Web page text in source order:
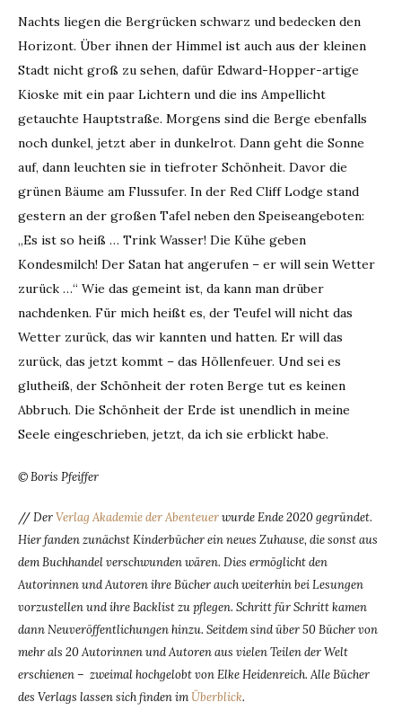
Nachts liegen die Bergrücken schwarz und bedecken den
Horizont. Über ihnen der Himmel ist auch aus der kleinen
Stadt nicht groß zu sehen, dafür Edward-Hopper-artige
Kioske mit ein paar Lichtern und die ins Ampellicht
getauchte Hauptstraße. Morgens sind die Berge ebenfalls
noch dunkel, jetzt aber in dunkelrot. Dann geht die Sonne
auf, dann leuchten sie in tiefroter Schönheit. Davor die
grünen Bäume am Flussufer. In der Red Cliff Lodge stand
gestern an der großen Tafel neben den Speiseangeboten:
„Es ist so heiß … Trink Wasser! Die Kühe geben
Kondesmilch! Der Satan hat angerufen – er will sein Wetter
zurück …“ Wie das gemeint ist, da kann man drüber
nachdenken. Für mich heißt es, der Teufel will nicht das
Wetter zurück, das wir kannten und hatten. Er will das
zurück, das jetzt kommt – das Höllenfeuer. Und sei es
glutheiß, der Schönheit der roten Berge tut es keinen
Abbruch. Die Schönheit der Erde ist unendlich in meine
Seele eingeschrieben, jetzt, da ich sie erblickt habe.
© Boris Pfeiffer
//DerVerlag Akademie der Abenteuerwurde Ende 2020 gegründet.
Hier fanden zunächst Kinderbücher ein neues Zuhause, die sonst aus
dem Buchhandel verschwunden wären. Dies ermöglicht den
Autorinnen und Autoren ihre Bücher auch weiterhin bei Lesungen
vorzustellen und ihre Backlist zu pflegen. Schritt für Schritt kamen
dann Neuveröffentlichungen hinzu. Seitdem sind über 50 Bücher von
mehr als 20 Autorinnen und Autoren aus vielen Teilen der Welt
erschienen – zweimal hochgelobt von Elke Heidenreich. Alle Bücher
des Verlags lassen sich finden imÜberblick.